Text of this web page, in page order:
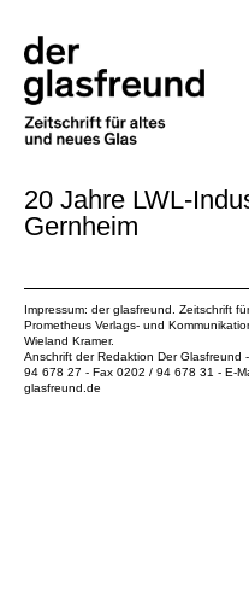
20 Jahre LWL-
Gernheim
Impressum: der glasfreund. Zeitschrift
Prometheus Verlags- und
Wieland Kramer.
Anschrift der Redaktion Der Glasfreund
94 678 27 - Fax 0202 / 94 678 31 - E-
glasfreund.de